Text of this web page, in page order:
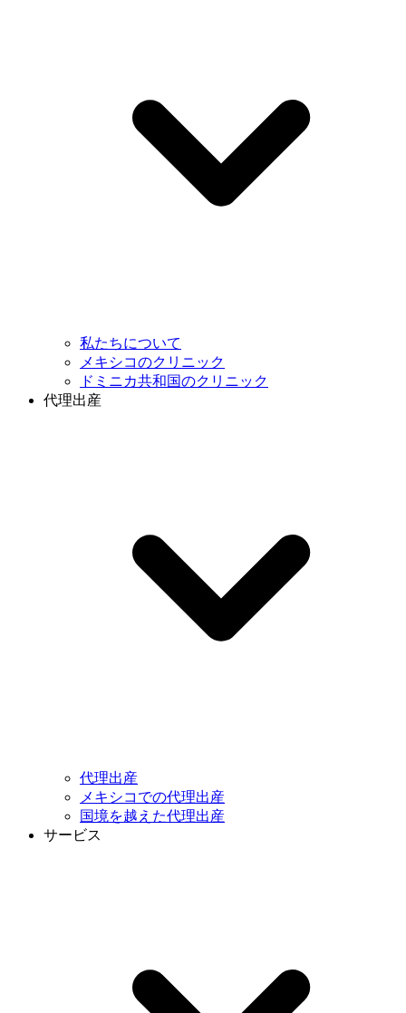
私たちについて
メキシコのクリニック
ドミニカ共和国のクリニック
代理出産
代理出産
メキシコでの代理出産
国境を越えた代理出産
サービス